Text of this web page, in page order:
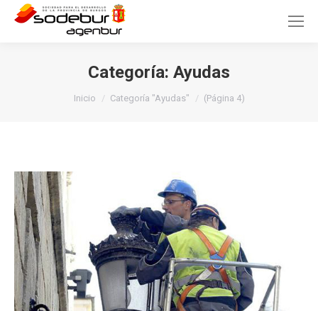
Categoría: Ayudas
Inicio Categoría "Ayudas" (Página 4)